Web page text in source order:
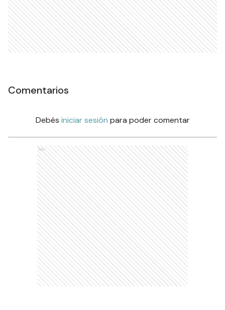
Comentarios
Debés iniciar sesión para poder comentar
Ads